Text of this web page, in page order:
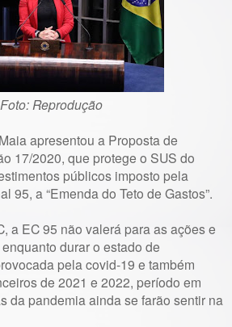
Foto: Reprodução
apresentou a Proposta de
17/2020, que protege o SUS do
públicos imposto pela
95, a “Emenda do Teto de Gastos”.
a EC 95 não valerá para as ações e
durar o estado de
pela covid-19 e também
de 2021 e 2022, período em
da pandemia ainda se farão sentir na